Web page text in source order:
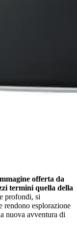
offerta da
termini quella della
profondi, si
rendono esplorazione
nuova avventura di